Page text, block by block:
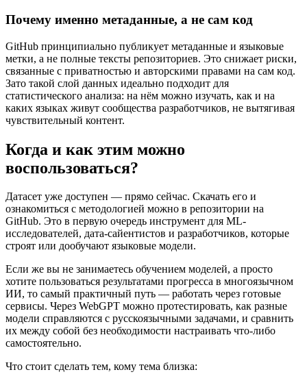
Почему именно метаданные, а не сам код
GitHub принципиально публикует метаданные и языковые
метки, а не полные тексты репозиториев. Это снижает риски,
связанные с приватностью и авторскими правами на сам код.
Зато такой слой данных идеально подходит для
статистического анализа: на нём можно изучать, как и на
каких языках живут сообщества разработчиков, не вытягивая
чувствительный контент.
Когда и как этим можно
воспользоваться?
Датасет уже доступен — прямо сейчас. Скачать его и
ознакомиться с методологией можно в репозитории на
GitHub. Это в первую очередь инструмент для ML-
исследователей, дата-сайентистов и разработчиков, которые
строят или дообучают языковые модели.
Если же вы не занимаетесь обучением моделей, а просто
хотите пользоваться результатами прогресса в многоязычном
ИИ, то самый практичный путь — работать через готовые
сервисы. Через WebGPT можно протестировать, как разные
модели справляются с русскоязычными задачами, и сравнить
их между собой без необходимости настраивать что-либо
самостоятельно.
Что стоит сделать тем, кому тема близка: